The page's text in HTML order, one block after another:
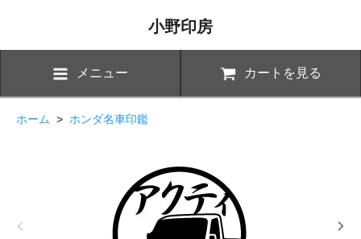
小野印房
メニュー カートを見る
ホーム > ホンダ名車印鑑